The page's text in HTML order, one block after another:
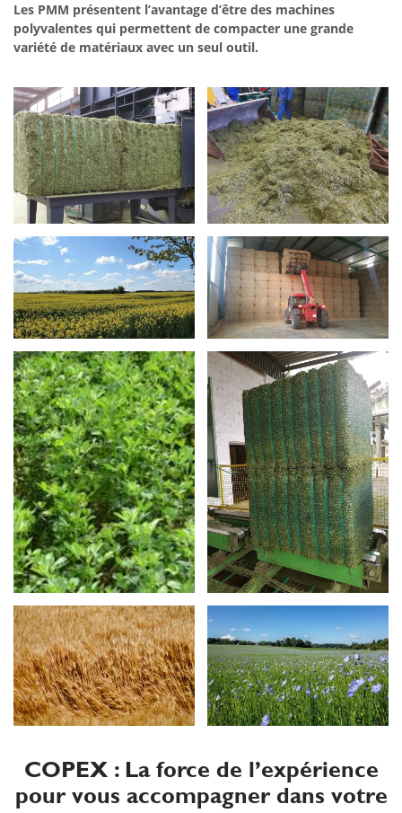
Les PMM présentent l’avantage d’être des machines
polyvalentes qui permettent de compacter une grande
variété de matériaux avec un seul outil.
COPEX : La force de l’expérience
pour vous accompagner dans votre